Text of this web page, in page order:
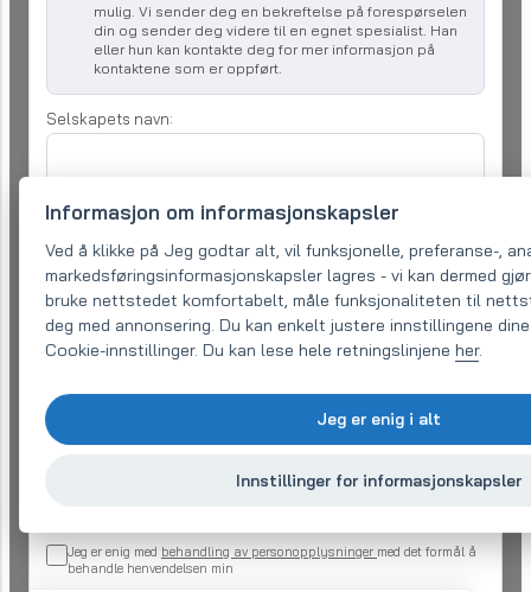
mulig. Vi sender deg en bekreftelse på forespørselen
din og sender deg videre til en egnet spesialist. Han
eller hun kan kontakte deg for mer informasjon på
kontaktene som er oppført.
Selskapets navn:
E-post (påkrevd)
Jeg er enig med behandling av personopplysninger med det formål å
behandle henvendelsen min
Informasjon om informasjonskapsler
Ved å klikke på Jeg godtar alt, vil funksjonelle, preferanse-,
markedsføringsinformasjonskapsler lagres - vi kan dermed
bruke nettstedet komfortabelt, måle funksjonaliteten til
deg med annonsering. Du kan enkelt justere innstillingene
Cookie-innstillinger. Du kan lese hele retningslinjene her.
Jeg er enig i alt
Innstillinger for informasjonskapsler